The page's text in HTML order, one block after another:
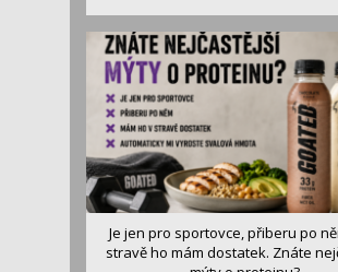
Je jen pro sportovce, přiberu po
stravě ho mám dostatek. Znáte